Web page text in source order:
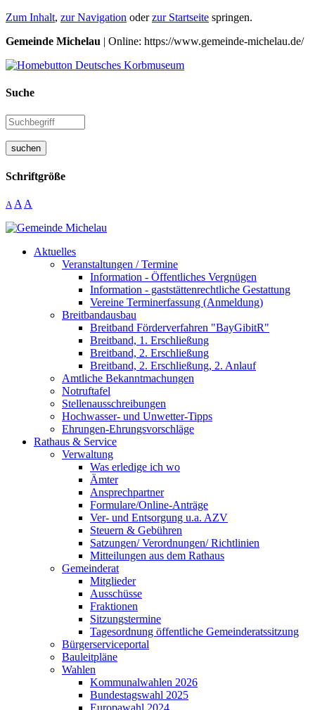
Zum Inhalt, zur Navigation oderzur Startseite springen.
Gemeinde Michelau | Online: https://www.gemeinde-michelau.de/
Suche
suchen
Schriftgröße
A A A
Aktuelles
Veranstaltungen / Termine
Information - Öffentliches Vergnügen
Information - gaststättenrechtliche Gestattung
Vereine Terminerfassung (Anmeldung)
Breitbandausbau
Breitband Förderverfahren "BayGibitR"
Breitband, 1. Erschließung
Breitband, 2. Erschließung
Breitband, 2. Erschließung, 2. Anlauf
Amtliche Bekanntmachungen
Notruftafel
Stellenausschreibungen
Hochwasser- und Unwetter-Tipps
Ehrungen-Ehrungsvorschläge
Rathaus & Service
Verwaltung
Was erledige ich wo
Ämter
Ansprechpartner
Formulare/Online-Anträge
Ver- und Entsorgung u.a. AZV
Steuern & Gebühren
Satzungen/ Verordnungen/ Richtlinien
Mitteilungen aus dem Rathaus
Gemeinderat
Mitglieder
Ausschüsse
Fraktionen
Sitzungstermine
Tagesordnung öffentliche Gemeinderatssitzung
Bürgerserviceportal
Bauleitpläne
Wahlen
Kommunalwahlen 2026
Bundestagswahl 2025
Europawahl 2024